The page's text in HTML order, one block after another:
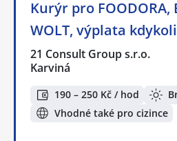
Kurýr pro FOODORA,
WOLT, výplata
21 Consult Group s.r.o.
Karviná
190 – 250 Kč / hod
Vhodné také pro cizince